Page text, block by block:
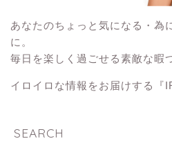
あなたのちょっと気になる・為
に。
毎日を楽しく過ごせる素敵な暇
イロイロな情報をお届けする『
SEARCH